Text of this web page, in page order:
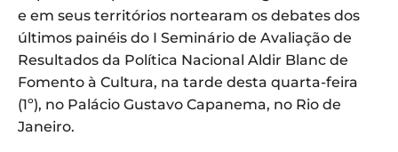
e em seus territórios nortearam os debates dos
últimos painéis do I Seminário de Avaliação de
Resultados da Política Nacional Aldir Blanc de
Fomento à Cultura, na tarde desta quarta-feira
(1º), no Palácio Gustavo Capanema, no Rio de
Janeiro.